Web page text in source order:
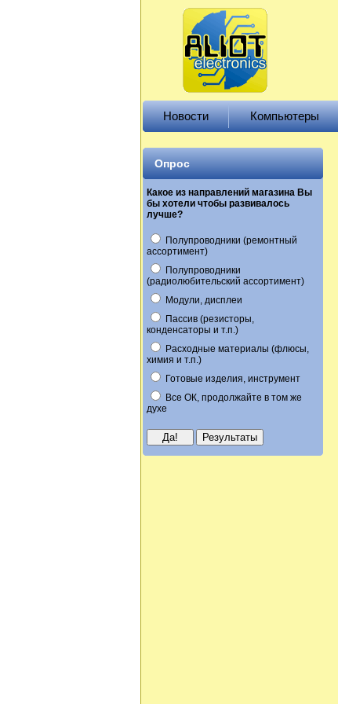
Новости Компьютеры
Опрос
Какое из направлений магазина Вы
бы хотели чтобы развивалось
лучше?
Полупроводники (ремонтный
ассортимент)
Полупроводники
(радиолюбительский ассортимент)
Модули, дисплеи
Пассив (резисторы,
конденсаторы и т.п.)
Расходные материалы (флюсы,
химия и т.п.)
Готовые изделия, инструмент
Все ОК, продолжайте в том же
духе